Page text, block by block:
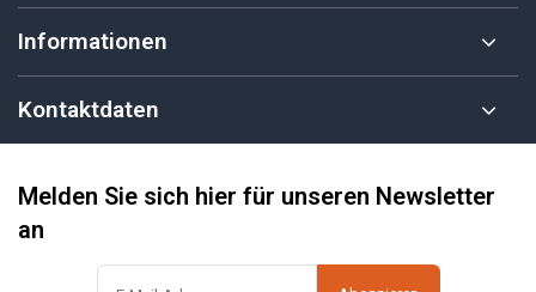
Informationen
Kontaktdaten
Melden Sie sich hier für unseren Newsletter
an